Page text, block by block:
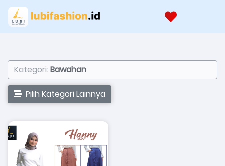
Kategori: Bawahan
Pilih Kategori Lainnya